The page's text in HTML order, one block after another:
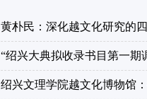
黄朴民：深化越文化研究的
“绍兴大典拟收录书目第一期
绍兴文理学院越文化博物馆